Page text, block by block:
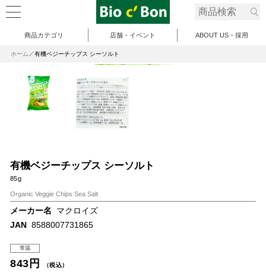
商品カテゴリ 店舗・イベント ABOUT US・採用
ホーム 有機ベジーチップス シーソルト
有機ベジーチップス シーソルト
85g
Organic Veggie Chips Sea Salt
メーカー名
マクロイズ
JAN 8588007731865
常温
843円 （税込）